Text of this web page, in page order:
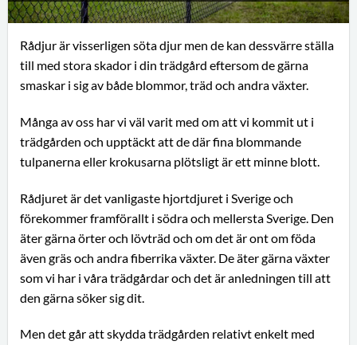
Rådjur är visserligen söta djur men de kan dessvärre ställa
till med stora skador i din trädgård eftersom de gärna
smaskar i sig av både blommor, träd och andra växter.
Många av oss har vi väl varit med om att vi kommit ut i
trädgården och upptäckt att de där fina blommande
tulpanerna eller krokusarna plötsligt är ett minne blott.
Rådjuret är det vanligaste hjortdjuret i Sverige och
förekommer framförallt i södra och mellersta Sverige. Den
äter gärna örter och lövträd och om det är ont om föda
även gräs och andra fiberrika växter. De äter gärna växter
som vi har i våra trädgårdar och det är anledningen till att
den gärna söker sig dit.
Men det går att skydda trädgården relativt enkelt med